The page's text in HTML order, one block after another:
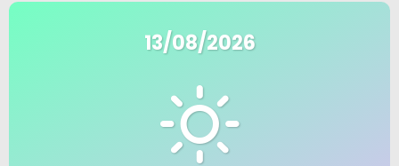
13/08/2026